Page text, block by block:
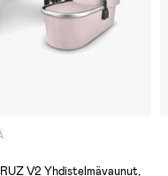
V2 Yhdistelmävaunut,